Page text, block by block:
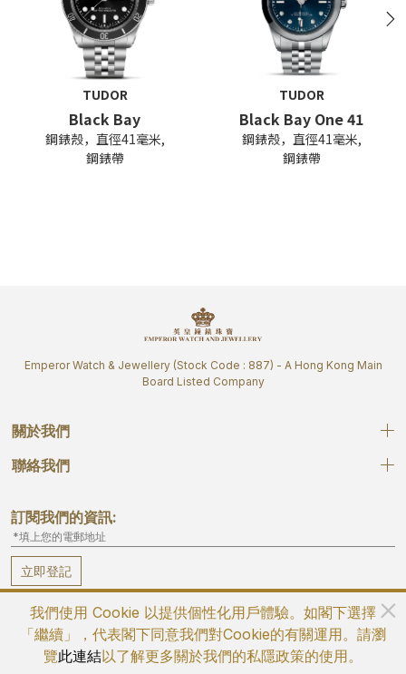
TUDOR
Black Bay
鋼錶殼，直徑41毫米,
鋼錶帶
TUDOR
Black Bay One 41
鋼錶殼，直徑41毫米,
鋼錶帶
Emperor Watch & Jewellery (Stock Code : 887) - A Hong Kong Main
Board Listed Company
關於我們
聯絡我們
訂閱我們的資訊:
立即登記
我們使用 Cookie 以提供個性化用戶體驗。如閣下選擇
「繼續」，代表閣下同意我們對Cookie的有關運用。請瀏
覽此連結以了解更多關於我們的私隱政策的使用。